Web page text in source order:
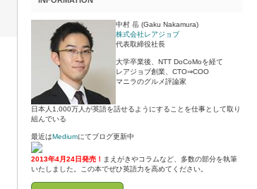
中村 岳 (Gaku Nakamura)
株式会社レアジョブ
代表取締役社長
大学卒業後、NTT DoCoMoを経て
レアジョブ創業、CTO⇒COO
マニラのグルメ評論家
日本人1,000万人が英語を話せるようにすることを仕事として取り
組んでいる
最近はMediumにてブログ更新中
2013年4月24日発売！ まえがきやコラムなど、多数の部分を執筆
いたしました。この本でぜひ英語力を高めてください。